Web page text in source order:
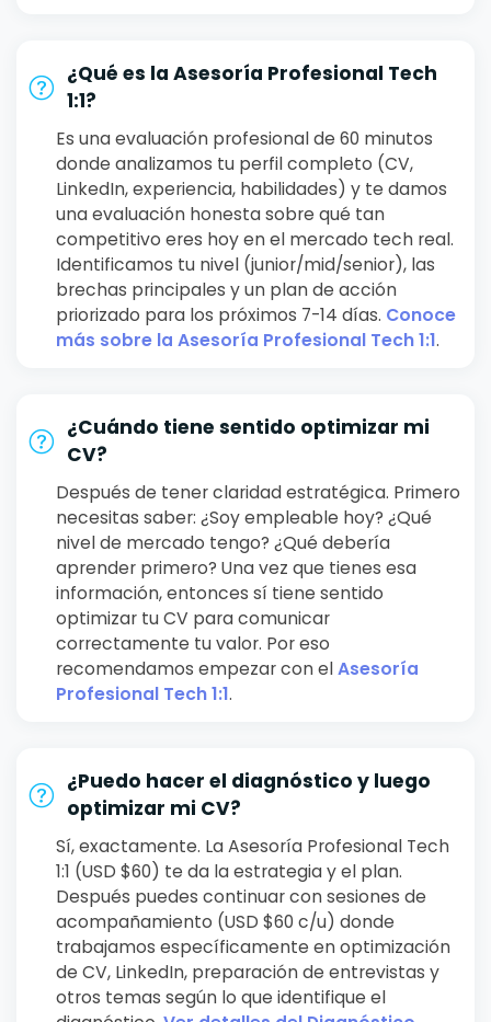
¿Qué es la Asesoría Profesional Tech
1:1?
Es una evaluación profesional de 60 minutos
donde analizamos tu perfil completo (CV,
LinkedIn, experiencia, habilidades) y te damos
una evaluación honesta sobre qué tan
competitivo eres hoy en el mercado tech real.
Identificamos tu nivel (junior/mid/senior), las
brechas principales y un plan de acción
priorizado para los próximos 7-14 días. Conoce
más sobre la Asesoría Profesional Tech 1:1.
¿Cuándo tiene sentido optimizar mi
CV?
Después de tener claridad estratégica. Primero
necesitas saber: ¿Soy empleable hoy? ¿Qué
nivel de mercado tengo? ¿Qué debería
aprender primero? Una vez que tienes esa
información, entonces sí tiene sentido
optimizar tu CV para comunicar
correctamente tu valor. Por eso
recomendamos empezar con elAsesoría
Profesional Tech 1:1.
¿Puedo hacer el diagnóstico y luego
optimizar mi CV?
Sí, exactamente. La Asesoría Profesional Tech
1:1 (USD $60) te da la estrategia y el plan.
Después puedes continuar con sesiones de
acompañamiento (USD $60 c/u) donde
trabajamos específicamente en optimización
de CV, LinkedIn, preparación de entrevistas y
otros temas según lo que identifique el